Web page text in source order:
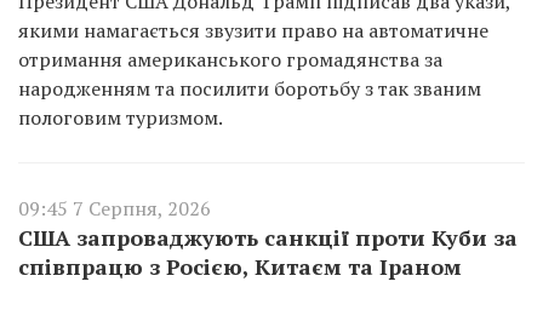
якими намагається звузити право на автоматичне
отримання американського громадянства за
народженням та посилити боротьбу з так званим
пологовим туризмом.
09:45 7 Серпня, 2026
США запроваджують санкції проти Куби за
співпрацю з Росією, Китаєм та Іраном